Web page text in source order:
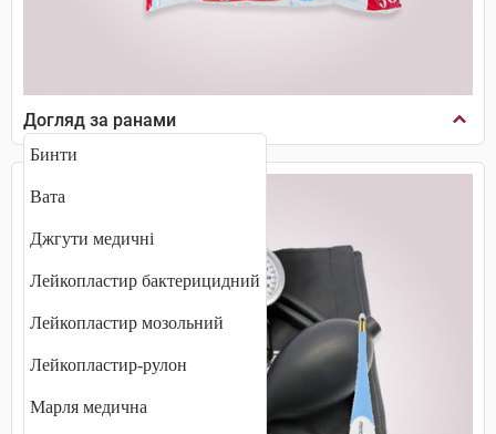
Догляд за ранами
Бинти
Вата
Джгути медичні
Лейкопластир бактерицидний
Лейкопластир мозольний
Лейкопластир-рулон
Марля медична